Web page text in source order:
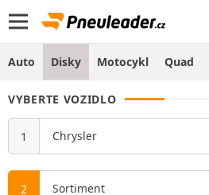
Auto Disky Motocykl Quad
VYBERTE VOZIDLO